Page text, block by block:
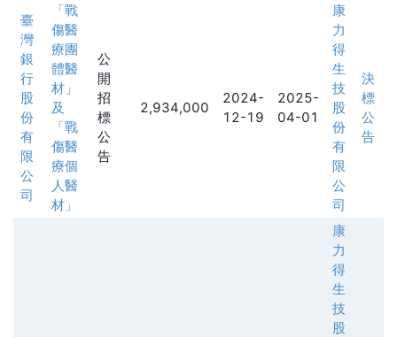
臺
灣
銀
行
股
份
有
限
公
司
「戰
傷醫
療團
體醫
材」
及
「戰
傷醫
療個
人醫
材」
公
開
招
標
公
告
2,934,000
2024-
12-19
2025-
04-01
康
力
得
生
技
股
份
有
限
公
司
決
標
公
告
康
力
得
生
技
股